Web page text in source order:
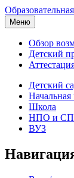
Меню
Обзор
Детский
Детский
Начальная
Школа
НПО и
ВУЗ